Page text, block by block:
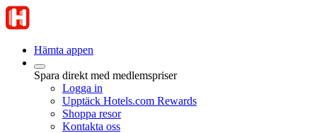
Hämta appen
Spara direkt med medlemspriser
Logga in
Upptäck Hotels.com Rewards
Shoppa resor
Kontakta oss